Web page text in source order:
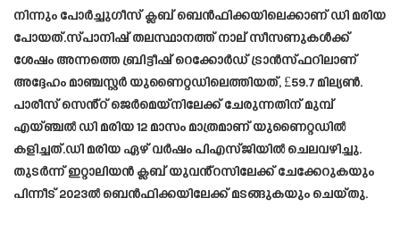
നിന്നും പോർച്ചുഗീസ് ക്ലബ് ബെൻഫിക്കയിലെക്കാണ് ഡി മരിയ
പോയത്.സ്പാനിഷ് തലസ്ഥാനത്ത് നാല് സീസണുകൾക്ക്
ശേഷം അന്നത്തെ ബ്രിട്ടീഷ് റെക്കോർഡ് ട്രാൻസ്ഫറിലാണ്
അദ്ദേഹം മാഞ്ചസ്റ്റർ യുണൈറ്റഡിലെത്തിയത്, £59.7 മില്യൺ.
പാരീസ് സെൻ്റ് ജെർമെയ്‌നിലേക്ക് ചേരുന്നതിന് മുമ്പ്
എയ്ഞ്ചൽ ഡി മരിയ 12 മാസം മാത്രമാണ് യുണൈറ്റഡിൽ
കളിച്ചത്.ഡി മരിയ ഏഴ് വർഷം പിഎസ്ജിയിൽ ചെലവഴിച്ചു.
തുടർന്ന് ഇറ്റാലിയൻ ക്ലബ് യുവൻ്റസിലേക്ക് ചേക്കേറുകയും
പിന്നീട് 2023ൽ ബെൻഫിക്കയിലേക്ക് മടങ്ങുകയും ചെയ്തു.